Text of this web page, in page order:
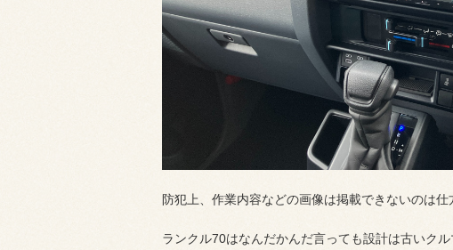
防犯上、作業内容などの画像は掲載できないのは仕
ランクル70はなんだかんだ言っても設計は古いクル